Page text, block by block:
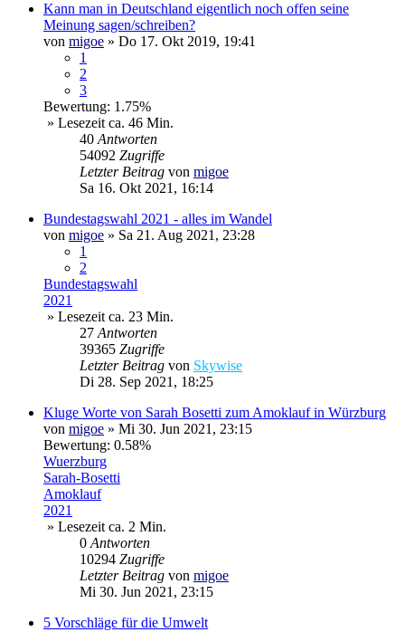
Kann man in Deutschland eigentlich noch offen seine
Meinung sagen/schreiben?
von migoe » Do 17. Okt 2019, 19:41
1
2
3
Bewertung: 1.75%
» Lesezeit ca. 46 Min.
40Antworten
54092 Zugriffe
Letzter Beitrag von migoe
Sa 16. Okt 2021, 16:14
Bundestagswahl 2021 - alles im Wandel
von migoe » Sa 21. Aug 2021, 23:28
1
2
Bundestagswahl
2021
» Lesezeit ca. 23 Min.
27Antworten
39365 Zugriffe
Letzter Beitrag von Skywise
Di 28. Sep 2021, 18:25
Kluge Worte von Sarah Bosetti zum Amoklauf in Würzburg
von migoe » Mi 30. Jun 2021, 23:15
Bewertung: 0.58%
Wuerzburg
Sarah-Bosetti
Amoklauf
2021
» Lesezeit ca. 2 Min.
0Antworten
10294 Zugriffe
Letzter Beitrag von migoe
Mi 30. Jun 2021, 23:15
5 Vorschläge für die Umwelt